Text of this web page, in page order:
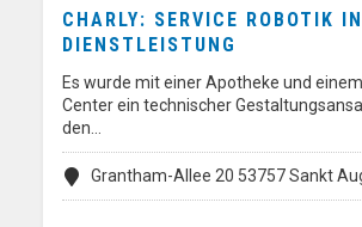
CHARLY: SERVICE ROBOTIK
DIENSTLEISTUNG
Es wurde mit einer Apotheke und
Center ein technischer
den…
Grantham-Allee 20 53757 Sankt